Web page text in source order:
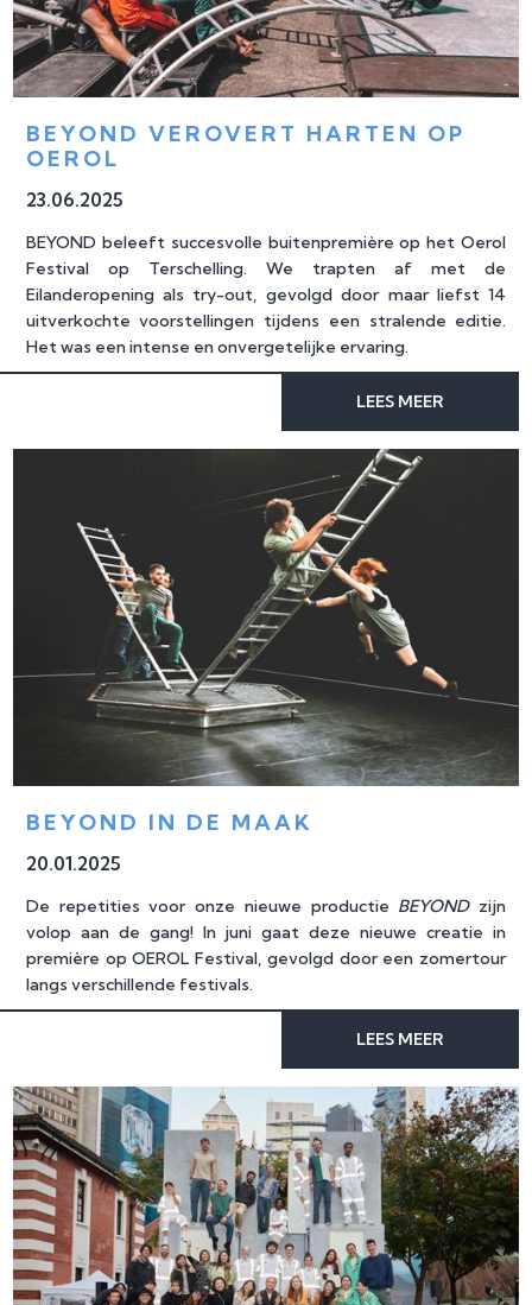
BEYOND VEROVERT HARTEN OP
OEROL
23.06.2025
BEYOND beleeft succesvolle buitenpremière op het Oerol
Festival op Terschelling. We trapten af met de
Eilanderopening als try-out, gevolgd door maar liefst 14
uitverkochte voorstellingen tijdens een stralende editie.
Het was een intense en onvergetelijke ervaring.
LEES MEER
BEYOND IN DE MAAK
20.01.2025
De repetities voor onze nieuwe productie BEYONDzijn
volop aan de gang! In juni gaat deze nieuwe creatie in
première op OEROL Festival, gevolgd door een zomertour
langs verschillende festivals.
LEES MEER